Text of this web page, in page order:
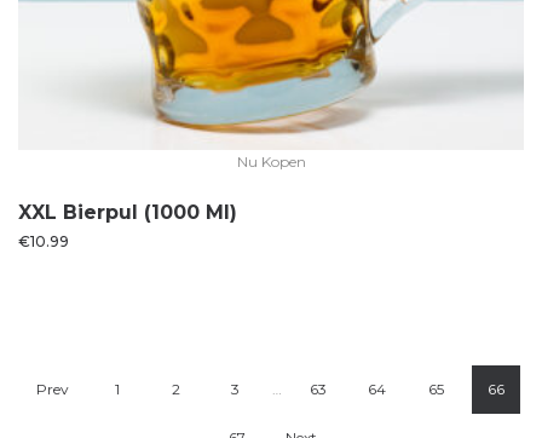
Nu Kopen
XXL Bierpul (1000 Ml)
€10.99
Prev 1 2 3 … 63 64 65 66